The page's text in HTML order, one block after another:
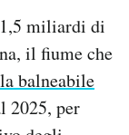
miliardi di
il fiume che
balneabile
2025, per